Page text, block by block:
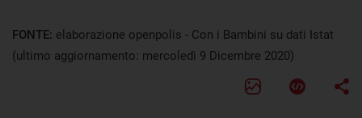
FONTE: elaborazione openpolis - Con i Bambini su dati Istat
(ultimo aggiornamento: mercoledì 9 Dicembre 2020)